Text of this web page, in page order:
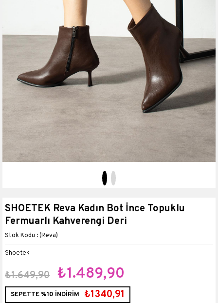
SHOETEK Reva Kadın Bot İnce Topuklu
Fermuarlı Kahverengi Deri
(Reva)
Shoetek
₺1.649,90 ₺1.489,90
SEPETTE %10 İNDİRİM ₺1340,91